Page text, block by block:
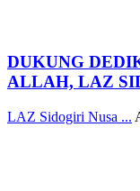
DUKUNG
ALLAH, LAZ
LAZ Sidogiri Nusa ...